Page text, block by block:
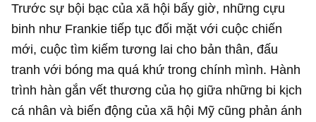
Trước sự bội bạc của xã hội bấy giờ, những cựu
binh như Frankie tiếp tục đối mặt với cuộc chiến
mới, cuộc tìm kiếm tương lai cho bản thân, đấu
tranh với bóng ma quá khứ trong chính mình. Hành
trình hàn gắn vết thương của họ giữa những bi kịch
cá nhân và biến động của xã hội Mỹ cũng phản ánh